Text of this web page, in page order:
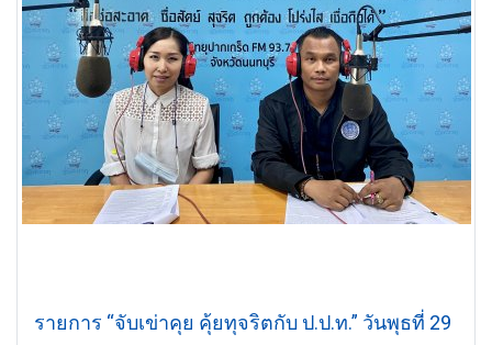
รายการ “จับเข่าคุย คุ้ยทุจริตกับ ป.ป.ท.” วันพุธที่ 29